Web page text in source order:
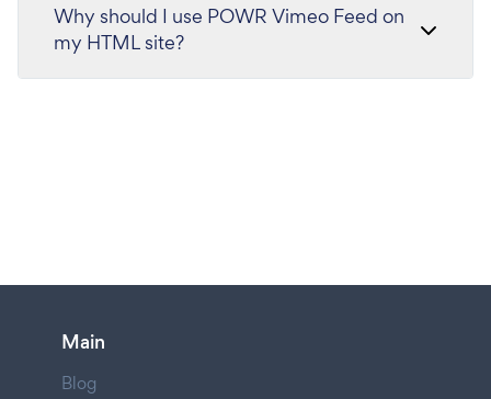
Why should I use POWR Vimeo Feed on
my HTML site?
Main
Blog